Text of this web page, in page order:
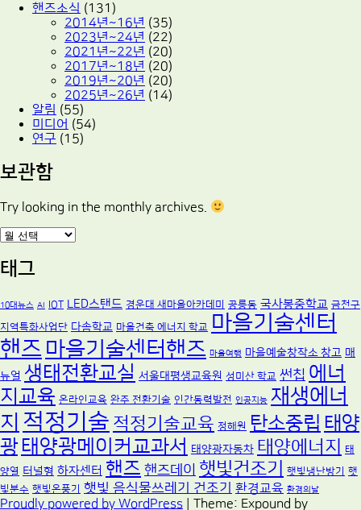
핸즈소식 (131)
2014년~16년 (35)
2023년~24년 (22)
2021년~22년 (20)
2017년~18년 (20)
2019년~20년 (20)
2025년~26년 (14)
알림 (55)
미디어 (54)
연구 (15)
보관함
Try looking in the monthly archives.
보
함
태그
10대뉴스 AI IOT LED스탠드 경운대 새마을아카데미 공릉동 국사봉중학교 금천구
지역특화사업단 다솜학교 마을건축 에너지 학교 마을기술센터
핸즈 마을기술센터핸즈 마을여행 마을예술창작소 창고 매
뉴얼 생태전환교실 서울대평생교육원 성미산 학교 썬칩 에너
지교육 온라인교육 완주 전환기술 인간동력발전 인공지능 재생에너
지 적정기술 적정기술교육 정해원 탄소중립 태양
광 태양광메이커교과서 태양광자동차 태양에너지
태
양열 터널형 하자센터 핸즈 핸즈데이 햇빛건조기 햇빛냉난방기
햇
빛분수 햇빛온풍기 햇빛 음식물쓰레기 건조기 환경교육 환경의날
Proudly powered by WordPress Theme: Expound by